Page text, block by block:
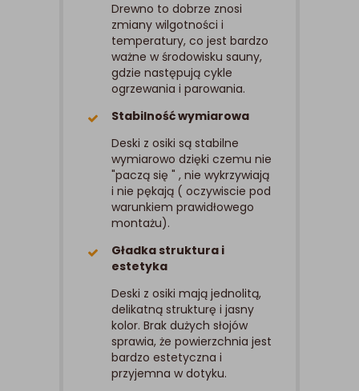
Drewno to dobrze znosi
zmiany wilgotności i
temperatury, co jest bardzo
ważne w środowisku sauny,
gdzie następują cykle
ogrzewania i parowania.
Stabilność wymiarowa
Deski z osiki są stabilne
wymiarowo dzięki czemu nie
"paczą się " , nie wykrzywiają
i nie pękają ( oczywiscie pod
warunkiem prawidłowego
montażu).
Gładka struktura i
estetyka
Deski z osiki mają jednolitą,
delikatną strukturę i jasny
kolor. Brak dużych słojów
sprawia, że powierzchnia jest
bardzo estetyczna i
przyjemna w dotyku.